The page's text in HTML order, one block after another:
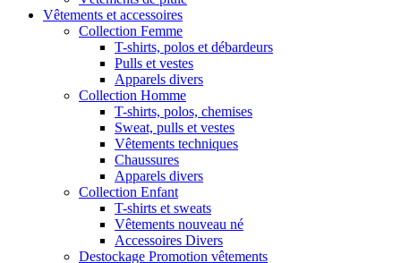
Vêtements et accessoires
Collection Femme
T-shirts, polos et débardeurs
Pulls et vestes
Apparels divers
Collection Homme
T-shirts, polos, chemises
Sweat, pulls et vestes
Vêtements techniques
Chaussures
Apparels divers
Collection Enfant
T-shirts et sweats
Vêtements nouveau né
Accessoires Divers
Destockage Promotion vêtements